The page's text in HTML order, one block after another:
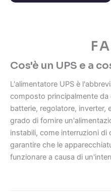
Cos'è un UPS e a
L'alimentatore UPS è
composto principalmente
batterie, regolatore, inverter,
grado di fornire
instabili, come interruzioni
garantire che le
funzionare a causa di